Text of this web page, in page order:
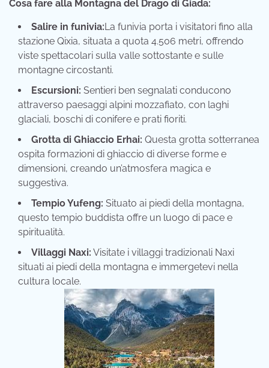
Cosa fare alla Montagna del Drago di Giada:
Salire in funivia:La funivia porta i visitatori fino alla
stazione Qixia, situata a quota 4.506 metri, offrendo
viste spettacolari sulla valle sottostante e sulle
montagne circostanti.
Escursioni: Sentieri ben segnalati conducono
attraverso paesaggi alpini mozzafiato, con laghi
glaciali, boschi di conifere e prati fioriti.
Grotta di Ghiaccio Erhai: Questa grotta sotterranea
ospita formazioni di ghiaccio di diverse forme e
dimensioni, creando un’atmosfera magica e
suggestiva.
Tempio Yufeng: Situato ai piedi della montagna,
questo tempio buddista offre un luogo di pace e
spiritualità.
Villaggi Naxi: Visitate i villaggi tradizionali Naxi
situati ai piedi della montagna e immergetevi nella
cultura locale.